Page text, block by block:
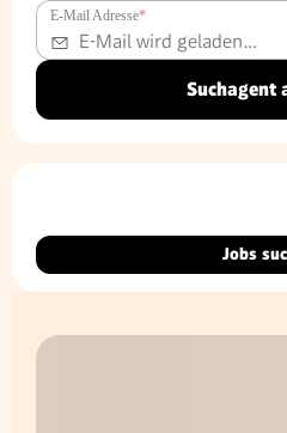
E-Mail Adresse*
Suchagent
Jobs